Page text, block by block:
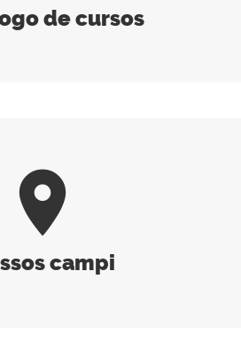
de cursos
room
campi